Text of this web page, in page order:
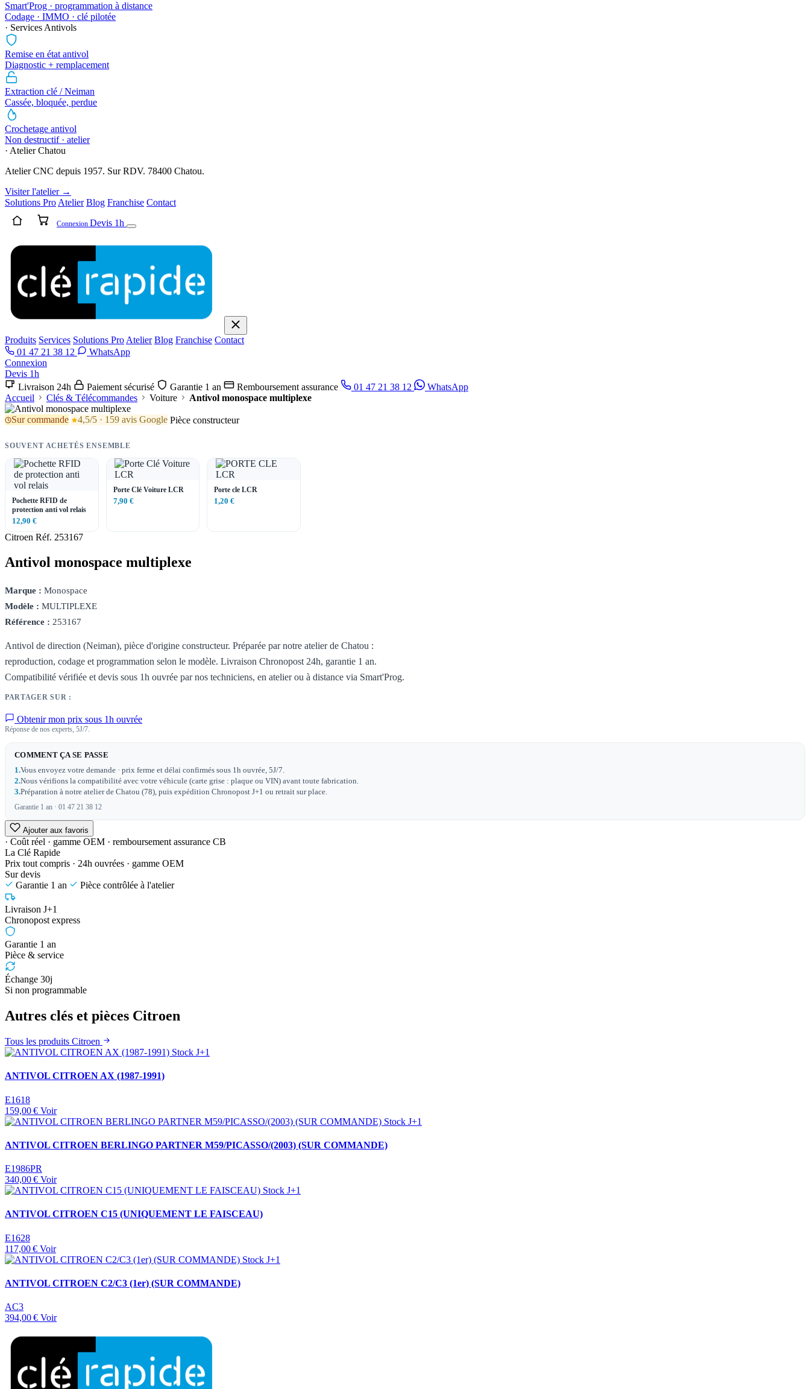
Smart'Prog · programmation à distance
Codage · IMMO · clé pilotée
· Services Antivols
Remise en état antivol
Diagnostic + remplacement
Extraction clé / Neiman
Cassée, bloquée, perdue
Crochetage antivol
Non destructif · atelier
· Atelier Chatou
Atelier CNC depuis 1957. Sur RDV. 78400 Chatou.
Visiter l'atelier →
Solutions Pro Atelier Blog Franchise Contact
Connexion Devis 1h
Produits Services Solutions Pro Atelier Blog Franchise Contact
01 47 21 38 12
WhatsApp
Connexion
Devis 1h
Livraison 24h
Paiement sécurisé Garantie 1 an Remboursement assurance 01 47 21 38 12
WhatsApp
Accueil
Clés & Télécommandes Voiture Antivol monospace multiplexe
Sur commande 4,5/5 · 159 avis Google Pièce constructeur
SOUVENT ACHETÉS ENSEMBLE
Pochette RFID de
protection anti vol relais
12,90 €
Porte Clé Voiture LCR
7,90 €
Porte cle LCR
1,20 €
Citroen Réf. 253167
Antivol monospace multiplexe
Marque : Monospace
Modèle : MULTIPLEXE
Référence : 253167
Antivol de direction (Neiman), pièce d'origine constructeur. Préparée par notre atelier de Chatou :
reproduction, codage et programmation selon le modèle. Livraison Chronopost 24h, garantie 1 an.
Compatibilité vérifiée et devis sous 1h ouvrée par nos techniciens, en atelier ou à distance via Smart'Prog.
PARTAGER SUR :
Obtenir mon prix sous 1h ouvrée
Réponse de nos experts, 5J/7.
COMMENT ÇA SE PASSE
1.Vous envoyez votre demande · prix ferme et délai confirmés sous 1h ouvrée, 5J/7.
2.Nous vérifions la compatibilité avec votre véhicule (carte grise : plaque ou VIN) avant toute fabrication.
3.Préparation à notre atelier de Chatou (78), puis expédition Chronopost J+1 ou retrait sur place.
Garantie 1 an · 01 47 21 38 12
Ajouter aux favoris
· Coût réel · gamme OEM · remboursement assurance CB
La Clé Rapide
Prix tout compris · 24h ouvrées · gamme OEM
Sur devis
Garantie 1 an
Pièce contrôlée à l'atelier
Livraison J+1
Chronopost express
Garantie 1 an
Pièce & service
Échange 30j
Si non programmable
Autres clés et pièces Citroen
Tous les produits Citroen
Stock J+1
ANTIVOL CITROEN AX (1987-1991)
E1618
159,00 € Voir
Stock J+1
ANTIVOL CITROEN BERLINGO PARTNER M59/PICASSO/(2003) (SUR COMMANDE)
E1986PR
340,00 € Voir
Stock J+1
ANTIVOL CITROEN C15 (UNIQUEMENT LE FAISCEAU)
E1628
117,00 € Voir
Stock J+1
ANTIVOL CITROEN C2/C3 (1er) (SUR COMMANDE)
AC3
394,00 € Voir